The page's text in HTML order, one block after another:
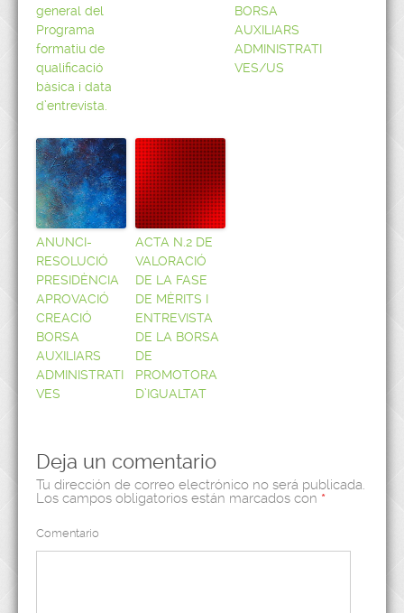
general del
Programa
formatiu de
qualificació
bàsica i data
d’entrevista.
BORSA
AUXILIARS
ADMINISTRATI
VES/US
ANUNCI-
RESOLUCIÓ
PRESIDÈNCIA
APROVACIÓ
CREACIÓ
BORSA
AUXILIARS
ADMINISTRATI
VES
ACTA N.2 DE
VALORACIÓ
DE LA FASE
DE MÈRITS I
ENTREVISTA
DE LA BORSA
DE
PROMOTORA
D’IGUALTAT
Deja un comentario
Tu dirección de correo electrónico no será publicada.
Los campos obligatorios están marcados con *
Comentario